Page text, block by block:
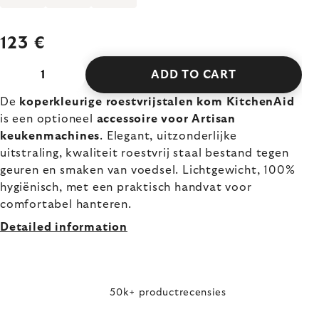
123 €
ADD TO CART
De koperkleurige roestvrijstalen kom KitchenAid
is een optioneel accessoire voor Artisan
keukenmachines. Elegant, uitzonderlijke
uitstraling, kwaliteit roestvrij staal bestand tegen
geuren en smaken van voedsel. Lichtgewicht, 100%
hygiënisch, met een praktisch handvat voor
comfortabel hanteren.
Detailed information
50k+ productrecensies